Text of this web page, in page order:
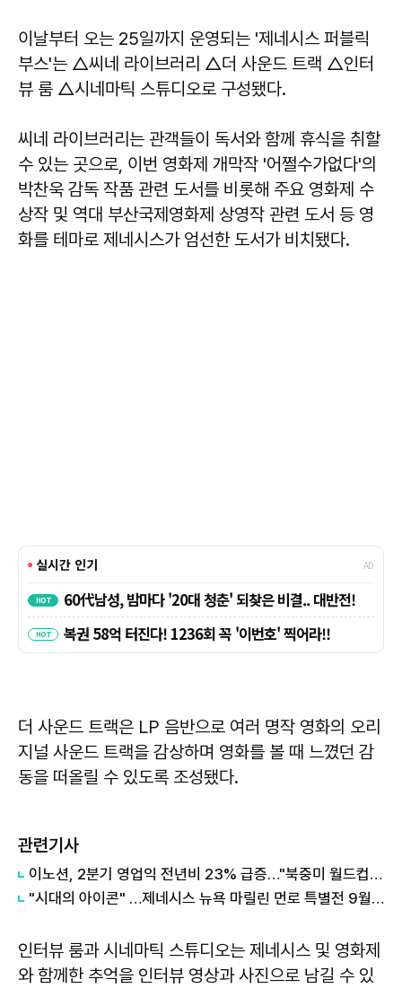
이날부터 오는 25일까지 운영되는 '제네시스 퍼블릭
부스'는 △씨네 라이브러리 △더 사운드 트랙 △인터
뷰 룸 △시네마틱 스튜디오로 구성됐다.
씨네 라이브러리는 관객들이 독서와 함께 휴식을 취할
수 있는 곳으로, 이번 영화제 개막작 '어쩔수가없다'의
박찬욱 감독 작품 관련 도서를 비롯해 주요 영화제 수
상작 및 역대 부산국제영화제 상영작 관련 도서 등 영
화를 테마로 제네시스가 엄선한 도서가 비치됐다.
더 사운드 트랙은 LP 음반으로 여러 명작 영화의 오리
지널 사운드 트랙을 감상하며 영화를 볼 때 느꼈던 감
동을 떠올릴 수 있도록 조성됐다.
관련기사
이노션, 2분기 영업익 전년비 23% 급증…"북중미 월드컵, 제네시스 르망 효과"
"시대의 아이콘" …제네시스 뉴욕 마릴린 먼로 특별전 9월까지 연장
인터뷰 룸과 시네마틱 스튜디오는 제네시스 및 영화제
와 함께한 추억을 인터뷰 영상과 사진으로 남길 수 있